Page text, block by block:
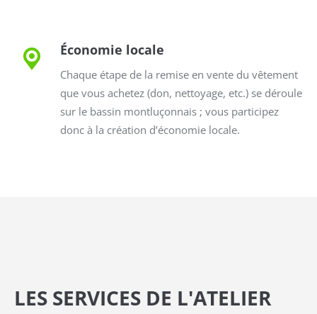
Économie locale
Chaque étape de la remise en vente du vêtement
que vous achetez (don, nettoyage, etc.) se déroule
sur le bassin montluçonnais ; vous participez
donc à la création d’économie locale.
LES SERVICES DE L'ATELIER